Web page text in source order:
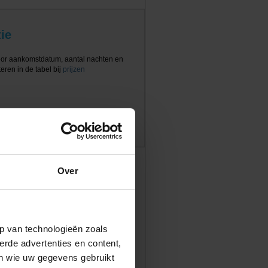
Over
van technologieën zoals
advertenties en content,
wie uw gegevens gebruikt
aankomstdatum, aantal nachten en
in de tabel bij prijzen